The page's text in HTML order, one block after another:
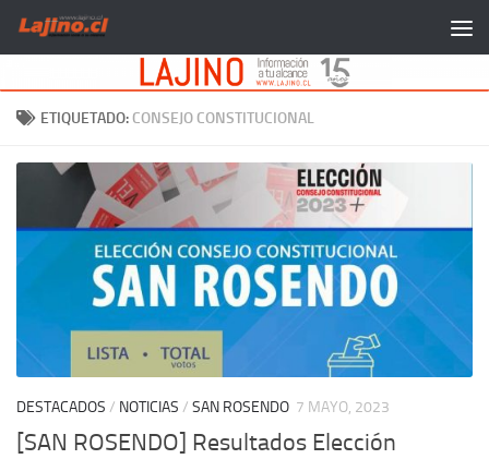
Saltar al contenido
ETIQUETADO: CONSEJO CONSTITUCIONAL
DESTACADOS / NOTICIAS / SAN ROSENDO 7 MAYO, 2023
[SAN ROSENDO] Resultados Elección